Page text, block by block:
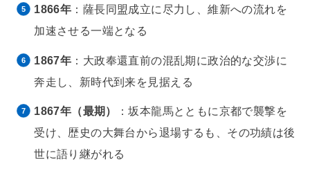
1866年 ：薩長同盟成立に尽力し、維新への流れを
加速させる一端となる
1867年 ：大政奉還直前の混乱期に政治的な交渉に
奔走し、新時代到来を見据える
1867年（最期）
：坂本龍馬とともに京都で襲撃を
受け、歴史の大舞台から退場するも、その功績は後
世に語り継がれる